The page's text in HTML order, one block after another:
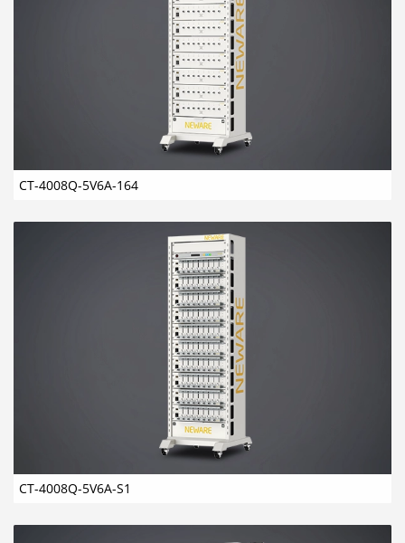
CT-4008Q-5V6A-164
CT-4008Q-5V6A-S1